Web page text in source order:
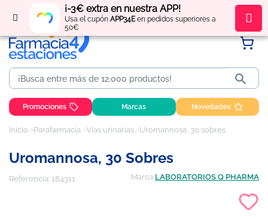
¡-3€ extra en nuestra APP!
Usa el cupón APP34Een pedidos superiores a
50€
Regístratey obténpuntos por tus compras

Promociones Marcas Novedades
Inicio Parafarmacia Vías urinarias Uromannosa, 30 sobres
Uromannosa, 30 Sobres
Referencia: 184311 Marca LABORATORIOS Q PHARMA